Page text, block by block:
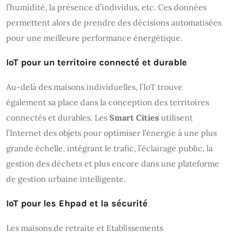
l’humidité, la présence d’individus, etc. Ces données
permettent alors de prendre des décisions automatisées
pour une meilleure performance énergétique.
IoT pour un territoire connecté et durable
Au-delà des maisons individuelles, l’IoT trouve
également sa place dans la conception des territoires
connectés et durables. Les Smart Cities utilisent
l’Internet des objets pour optimiser l’énergie à une plus
grande échelle, intégrant le trafic, l’éclairage public, la
gestion des déchets et plus encore dans une plateforme
de gestion urbaine intelligente.
IoT pour les Ehpad et la sécurité
Les maisons de retraite et Etablissements